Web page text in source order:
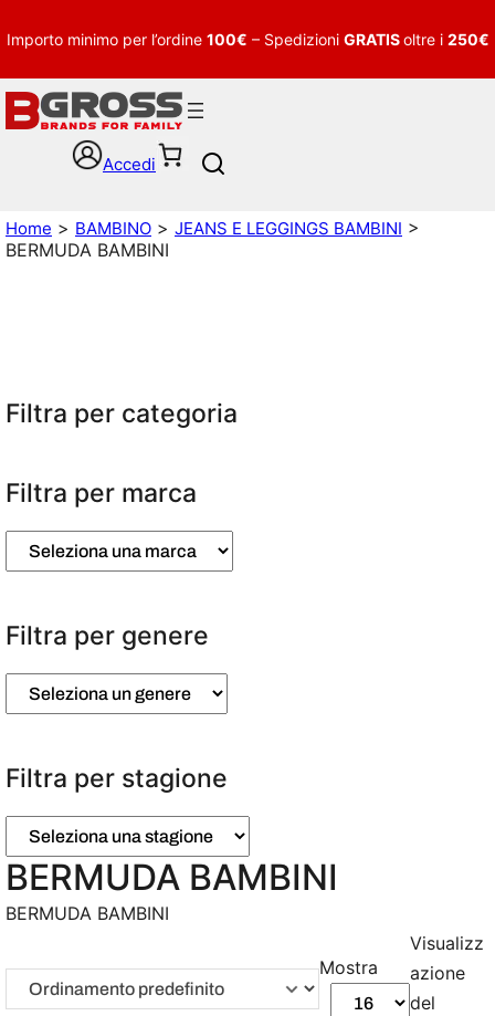
Importo minimo per l’ordine 100€ – Spedizioni GRATISoltre i 250€
Accedi
a
r
Home > BAMBINO > JEANS E LEGGINGS BAMBINI >
BERMUDA BAMBINI
Filtra per categoria
Filtra per marca
Filtra per genere
Filtra per stagione
BERMUDA BAMBINI
BERMUDA BAMBINI
Mostra
Visualizz
azione
del